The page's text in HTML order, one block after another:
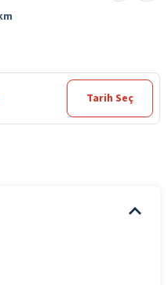
Tarih Seç